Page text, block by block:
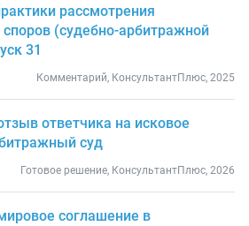
рассмотрения
(судебно-арбитражной
31
Комментарий, КонсультантПлюс, 2025
ответчика на исковое
суд
Готовое решение, КонсультантПлюс, 2026
соглашение в